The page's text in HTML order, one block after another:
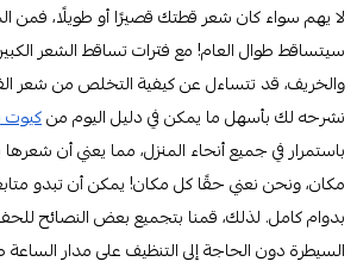
لا يهم سواء كان شعر قطتك قصيرًا أو طويلًا، فمن
سيتساقط طوال العام! مع فترات تساقط الشعر
والخريف، قد تتساءل عن كيفية التخلص من شعر
نشرحه لك بأسهل ما يمكن في دليل اليوم من
باستمرار في جميع أنحاء المنزل، مما يعني أن شعرها
مكان، ونحن نعني حقًا كل مكان! يمكن أن تبدو
بدوام كامل. لذلك، قمنا بتجميع بعض النصائح
السيطرة دون الحاجة إلى التنظيف على مدار الساعة